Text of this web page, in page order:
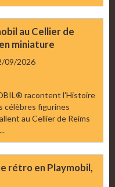
au Cellier de
miniature
09/2026
racontent l'Histoire
célèbres figurines
au Cellier de Reims
rétro en Playmobil,